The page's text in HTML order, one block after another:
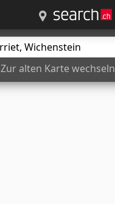
Zur alten Karte wechseln